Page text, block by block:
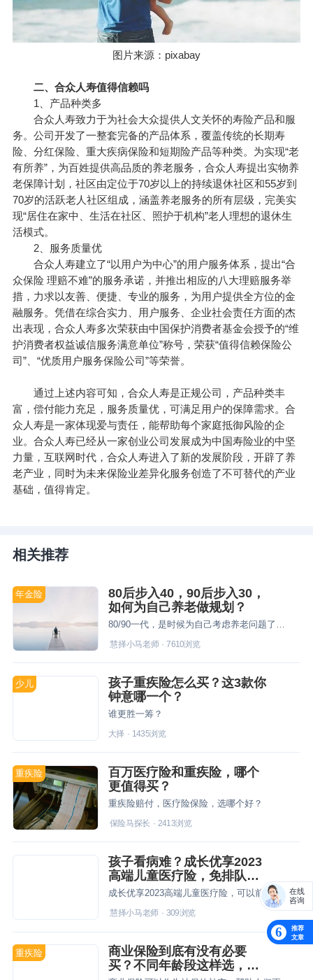
图片来源：pixabay
二、合众人寿值得信赖吗
1、产品种类多
合众人寿致力于为社会大众提供人文关怀的寿险产品和服
务。公司开发了一整套完备的产品体系，覆盖传统的长期寿
险、 分红保险、重大疾病保险和短期险产品等种类。为实现“老
有所养”，为百姓提供高品质的养老服务，合众人寿提出实物养
老保障计划，社区由定位于70岁以上的持续退休社区和55岁到
70岁的活跃老人社区组成，涵盖养老服务的所有层级，完美实
现“居住在家中、生活在社区、照护于机构”老人理想的退休生
活模式。
2、服务质量优
合众人寿建立了“以用户为中心”的用户服务体系，提出“合
众保险 理赔不难”的服务承诺，并推出相应的八大理赔服务举
措，力求以友善、便捷、专业的服务，为用户提供全方位的金
融服务。凭借在综合实力、用户服务、企业社会责任方面的杰
出表现，合众人寿多次荣获由中国保护消费者基金会授予的“维
护消费者权益诚信服务满意单位”称号，荣获“值得信赖保险公
司”、“优质用户服务保险公司”等荣誉。
通过上述内容可知，合众人寿是正规公司，产品种类丰
富，偿付能力充足，服务质量优，可满足用户的保障需求。合
众人寿是一家体现爱与责任，能帮助每个家庭抵御风险的企
业。合众人寿已经从一家创业公司发展成为中国寿险业的中坚
力量，互联网时代，合众人寿进入了新的发展阶段，开辟了养
老产业，同时为未来保险业差异化服务创造了不可替代的产业
基础，值得肯定。
相关推荐
年金险
80后步入40，90后步入30，
如何为自己养老做规划？
慧择小马老师· 7610浏览
少儿
孩子重疾险怎么买？这3款你
钟意哪一个？
谁更胜一筹？
大择 · 1435浏览
重疾险
百万医疗险和重疾险，哪个
更值得买？
重疾险赔付，医疗险保险，选哪个好？
保险马探长 · 2413浏览
孩子看病难？成长优享2023
高端儿童医疗险，免排队全
报销
成长优享2023高端儿童医疗险，可以前往和睦家、新世纪、美中宜和等私立医院就医，不用排队，尽早缓解宝宝的不适，医疗费用还能100%报销。
慧择小马老师· 309浏览
重疾险
商业保险到底有没有必要
买？不同年龄段这样选，更
6
推荐
文章
在线
咨询